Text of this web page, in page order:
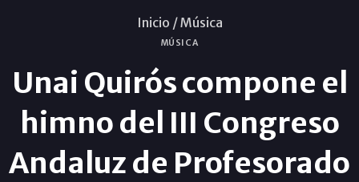
Inicio /Música
MÚSICA
Unai Quirós compone el
himno del III Congreso
Andaluz de Profesorado